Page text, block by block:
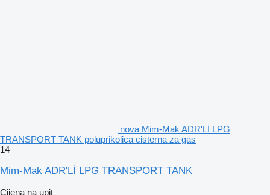
nova Mim-Mak ADR'Lİ LPG
TRANSPORT TANK poluprikolica cisterna za gas
14
Mim-Mak ADR'Lİ LPG TRANSPORT TANK
Cijena na upit